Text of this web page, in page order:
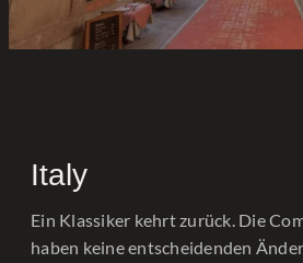
Italy
Ein Klassiker kehrt zurück. Die
haben keine entscheidenden